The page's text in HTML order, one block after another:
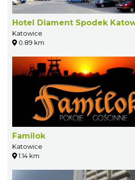
Hotel Diament Spodek
Katowice
0.89 km
Familok
Katowice
1.14 km